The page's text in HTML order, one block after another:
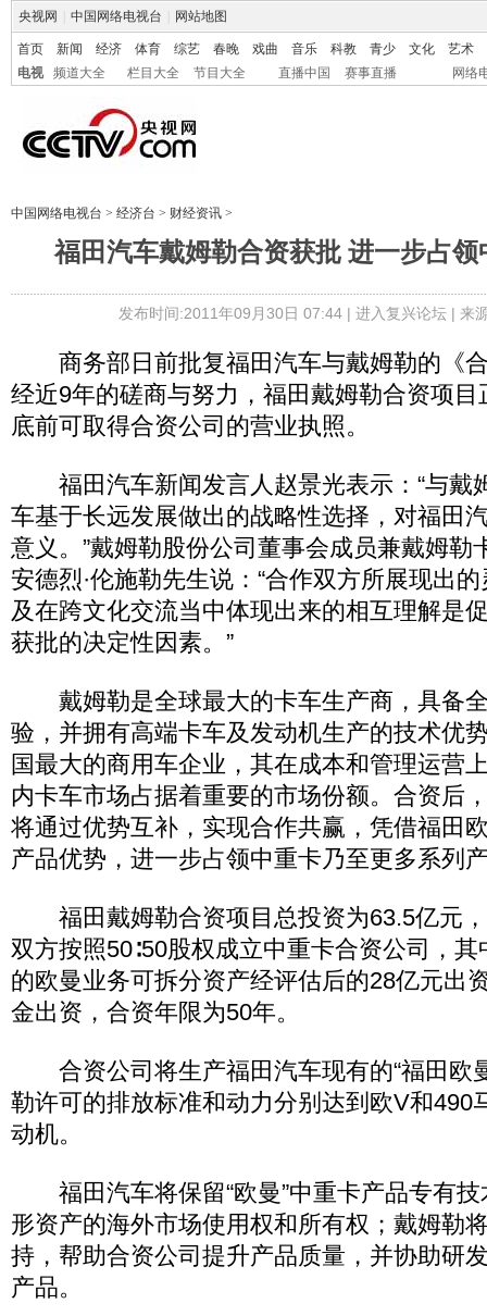
央视网 中国网络电视台 网站地图
首页 新闻 经济 体育 综艺 春晚 戏曲 音乐 科教 青少 文化
艺术
电视
频道大全 栏目大全 节目大全 直播中国 赛事直播 网络
中国网络电视台 > 经济台 > 财经资讯 >
福田汽车戴姆勒合资获批 进一步占
发布时间:2011年09月30日 07:44 | 进入复兴论坛| 来
商务部日前批复福田汽车与戴姆勒的《
经近9年的磋商与努力，福田戴姆勒合资项
底前可取得合资公司的营业执照。
福田汽车新闻发言人赵景光表示：“与戴
车基于长远发展做出的战略性选择，对福田
意义。”戴姆勒股份公司董事会成员兼戴姆勒
安德烈·伦施勒先生说：“合作双方所展现出
及在跨文化交流当中体现出来的相互理解是
获批的决定性因素。”
戴姆勒是全球最大的卡车生产商，具备
验，并拥有高端卡车及发动机生产的技术优
国最大的商用车企业，其在成本和管理运营
内卡车市场占据着重要的市场份额。合资后
将通过优势互补，实现合作共赢，凭借福田
产品优势，进一步占领中重卡乃至更多系列
福田戴姆勒合资项目总投资为63.5亿元，
双方按照50∶50股权成立中重卡合资公司，
的欧曼业务可拆分资产经评估后的28亿元出
金出资，合资年限为50年。
合资公司将生产福田汽车现有的“福田欧
勒许可的排放标准和动力分别达到欧V和490
动机。
福田汽车将保留“欧曼”中重卡产品专有技
形资产的海外市场使用权和所有权；戴姆勒
持，帮助合资公司提升产品质量，并协助研
产品。